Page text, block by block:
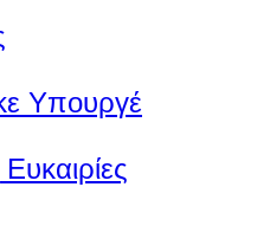
Υπουργέ